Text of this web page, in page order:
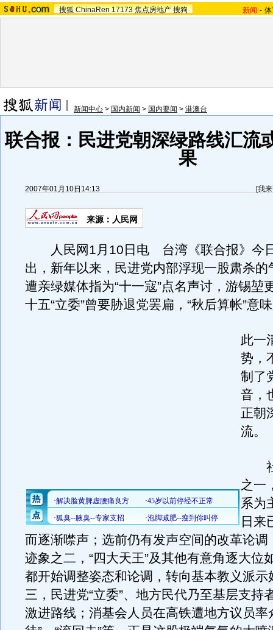
搜狐 ChinaRen 17173 焦点房地产 搜狗 新闻 -
新闻中心 > 国内新闻 > 国内要闻 > 港澳台
联合报：民进党朝深绿路线汇流
果
2007年01月10日14:13 [我
来源：人民网
人民网1月10日电 台湾《联合报》今
出，新年以来，民进党内部浮现一股肃杀的
遭亲绿媒体指为“十一寇”点名声讨，游锡堃
十五“立委”曾要胁退党罢扁，“秋后算帐”意
此一
势，
制了
音，
正朝
流。
社
之一
系为
日来
而逐渐噤声；选前仍有发声空间的改革论调
迹象之二，“四大天王”及其他有意角逐大位
都开始调整姿态和论调，转向基本教义派示
三，民进党“立委”、地方民代乃至基层支持
激进路线；消基会人员在高铁遭地方议员率